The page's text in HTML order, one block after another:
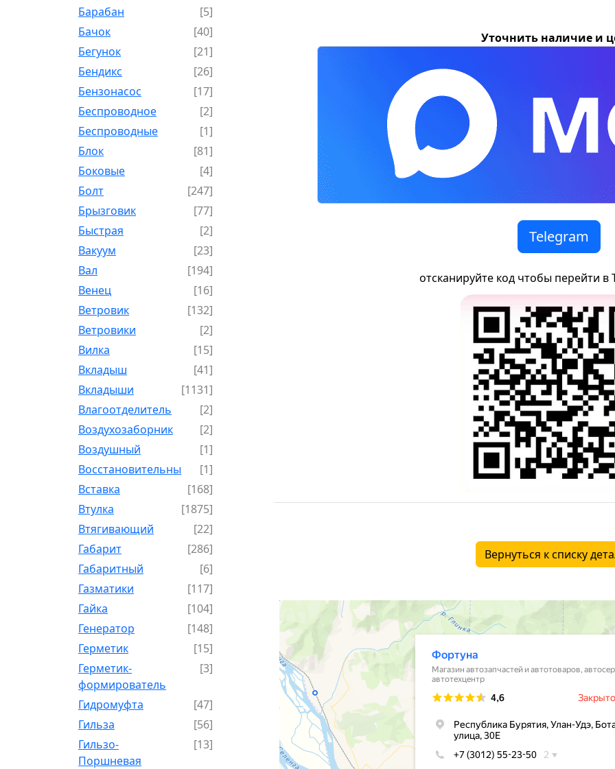
Барабан
[5]
Бачок
[40]
Бегунок
[21]
Бендикс
[26]
Бензонасос
[17]
Беспроводное
[2]
Беспроводные
[1]
Блок
[81]
Боковые
[4]
Болт
[247]
Брызговик
[77]
Быстрая
[2]
Вакуум
[23]
Вал
[194]
Венец
[16]
Ветровик
[132]
Ветровики
[2]
Вилка
[15]
Вкладыш
[41]
Вкладыши
[1131]
Влагоотделитель
[2]
Воздухозаборник
[2]
Воздушный
[1]
Восстановительный
[1]
Вставка
[168]
Втулка
[1875]
Втягивающий
[22]
Габарит
[286]
Габаритный
[6]
Газматики
[117]
Гайка
[104]
Генератор
[148]
Герметик
[15]
Герметик-
формирователь
[3]
Гидромуфта
[47]
Гильза
[56]
Гильзо-
Поршневая
[13]
Уточнить наличие и
Telegram
отсканируйте код чтобы перейти в
Вернуться к списку